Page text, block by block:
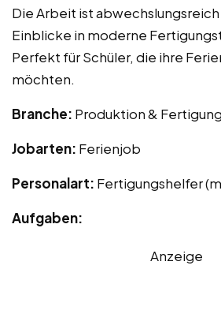
Die Arbeit ist
Einblicke in moderne
Perfekt für Schüler, die ihre
möchten.
Branche: Produktion & Fertigung
Jobarten: Ferienjob
Personalart: Fertigungshelfer
Aufgaben:
Anzeige